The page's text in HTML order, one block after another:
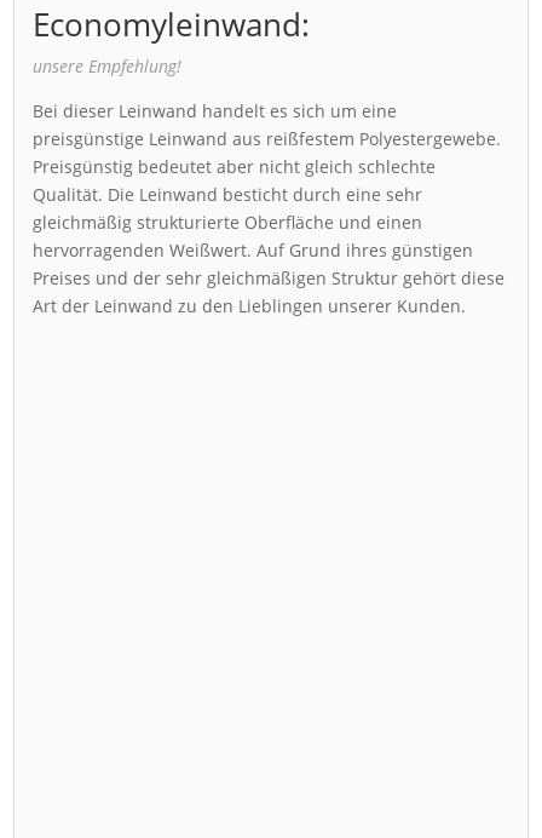
Economyleinwand:
unsere Empfehlung!
Bei dieser Leinwand handelt es sich um eine
preisgünstige Leinwand aus reißfestem Polyestergewebe.
Preisgünstig bedeutet aber nicht gleich schlechte
Qualität. Die Leinwand besticht durch eine sehr
gleichmäßig strukturierte Oberfläche und einen
hervorragenden Weißwert. Auf Grund ihres günstigen
Preises und der sehr gleichmäßigen Struktur gehört diese
Art der Leinwand zu den Lieblingen unserer Kunden.